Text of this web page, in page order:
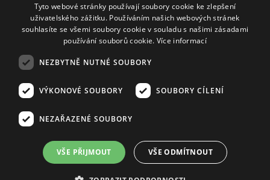
Kříženeckého nám. 322
152 00 Praha 5
IČ 416 93 311
© 2008–2026 EMPRESA MEDIA, a.s. Všechna práva vyhrazena.
Zásady ochrany osobních a dalších zpracovávaných údajů
Informace o měření sledovanosti videa ve video archivu
Nielsen Digital Measurement
. Využíváme grafické podklady z
Tyto webové stránky používají soubory cookie ke zlepšení
uživatelského zážitku. Používáním našich webových stránek
souhlasíte se všemi soubory cookie v souladu s našimi zásadami
používání souborů cookie. Více informací
NEZBYTNĚ NUTNÉ SOUBORY
VÝKONOVÉ SOUBORY SOUBORY CÍLENÍ
NEZAŘAZENÉ SOUBORY
VŠE PŘIJMOUT VŠE ODMÍTNOUT